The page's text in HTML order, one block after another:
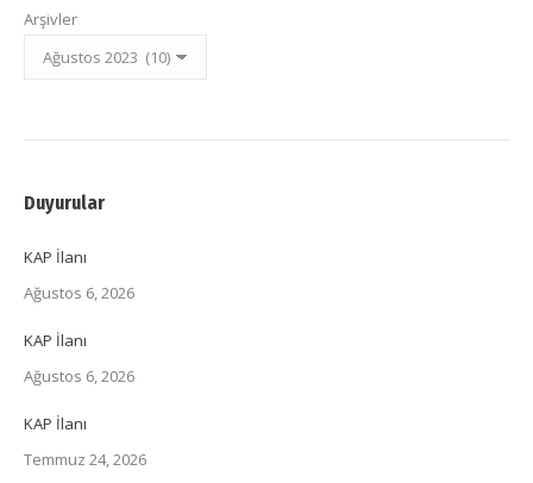
Arşivler
Duyurular
KAP İlanı
Ağustos 6, 2026
KAP İlanı
Ağustos 6, 2026
KAP İlanı
Temmuz 24, 2026